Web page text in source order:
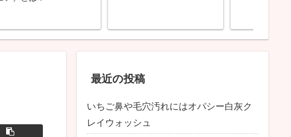
オメガスリーもおすすめ
最近の投稿
いちご鼻や毛穴汚れにはオパシー白灰ク
レイウォッシュ